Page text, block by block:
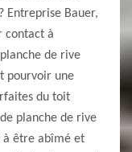
Entreprise Bauer,
contact à
de rive
pourvoir une
du toit
planche de rive
être abîmé et